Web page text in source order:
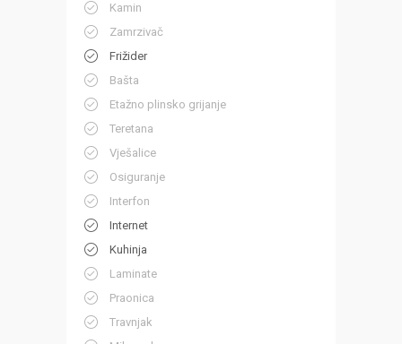
Kamin
Zamrzivač
Frižider
Bašta
Etažno plinsko grijanje
Teretana
Vješalice
Osiguranje
Interfon
Internet
Kuhinja
Laminate
Praonica
Travnjak